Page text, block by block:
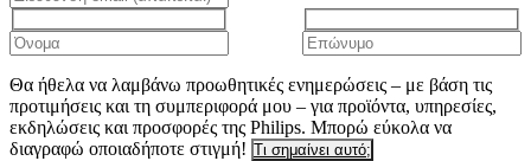
Θα ήθελα να λαμβάνω προωθητικές ενημερώσεις – με βάση τις
προτιμήσεις και τη συμπεριφορά μου – για προϊόντα, υπηρεσίες,
εκδηλώσεις και προσφορές της Philips. Μπορώ εύκολα να
διαγραφώ οποιαδήποτε στιγμή! Τι σημαίνει αυτό;